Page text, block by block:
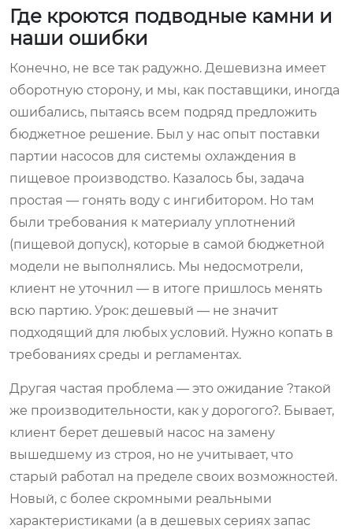
Где кроются подводные камни и
наши ошибки
Конечно, не все так радужно. Дешевизна имеет
оборотную сторону, и мы, как поставщики, иногда
ошибались, пытаясь всем подряд предложить
бюджетное решение. Был у нас опыт поставки
партии насосов для системы охлаждения в
пищевое производство. Казалось бы, задача
простая — гонять воду с ингибитором. Но там
были требования к материалу уплотнений
(пищевой допуск), которые в самой бюджетной
модели не выполнялись. Мы недосмотрели,
клиент не уточнил — в итоге пришлось менять
всю партию. Урок: дешевый — не значит
подходящий для любых условий. Нужно копать в
требованиях среды и регламентах.
Другая частая проблема — это ожидание ?такой
же производительности, как у дорогого?. Бывает,
клиент берет дешевый насос на замену
вышедшему из строя, но не учитывает, что
старый работал на пределе своих возможностей.
Новый, с более скромными реальными
характеристиками (а в дешевых сериях запас